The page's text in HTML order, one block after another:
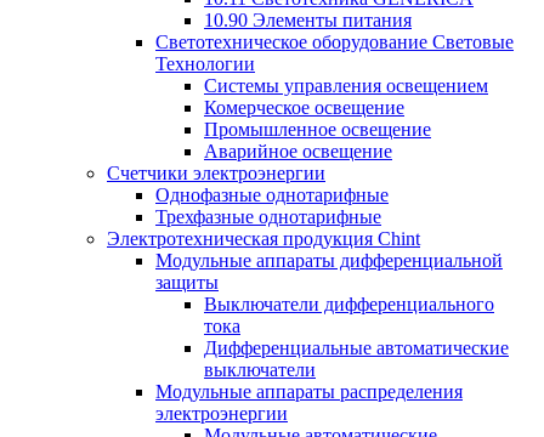
10.90 Элементы питания
Светотехническое оборудование Световые
Технологии
Системы управления освещением
Комерческое освещение
Промышленное освещение
Аварийное освещение
Счетчики электроэнергии
Однофазные однотарифные
Трехфазные однотарифные
Электротехническая продукция Chint
Модульные аппараты дифференциальной
защиты
Выключатели дифференциального
тока
Дифференциальные автоматические
выключатели
Модульные аппараты распределения
электроэнергии